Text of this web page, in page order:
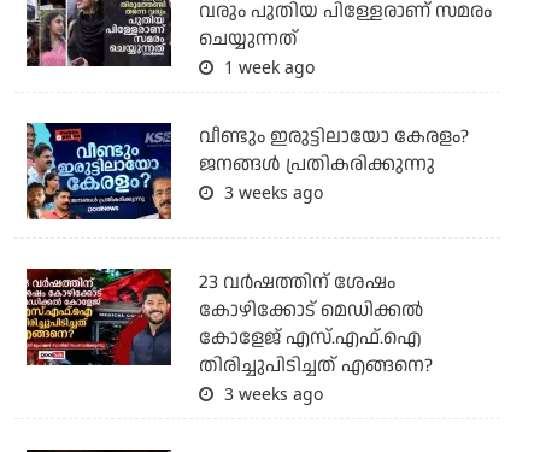
വരും പുതിയ പിള്ളേരാണ് സമരം
ചെയ്യുന്നത്
1 week ago
വീണ്ടും ഇരുട്ടിലായോ കേരളം?
ജനങ്ങൾ പ്രതികരിക്കുന്നു
3 weeks ago
23 വർഷത്തിന് ശേഷം
കോഴിക്കോട് മെഡിക്കൽ
കോളേജ് എസ്.എഫ്.ഐ
തിരിച്ചുപിടിച്ചത് എങ്ങനെ?
3 weeks ago